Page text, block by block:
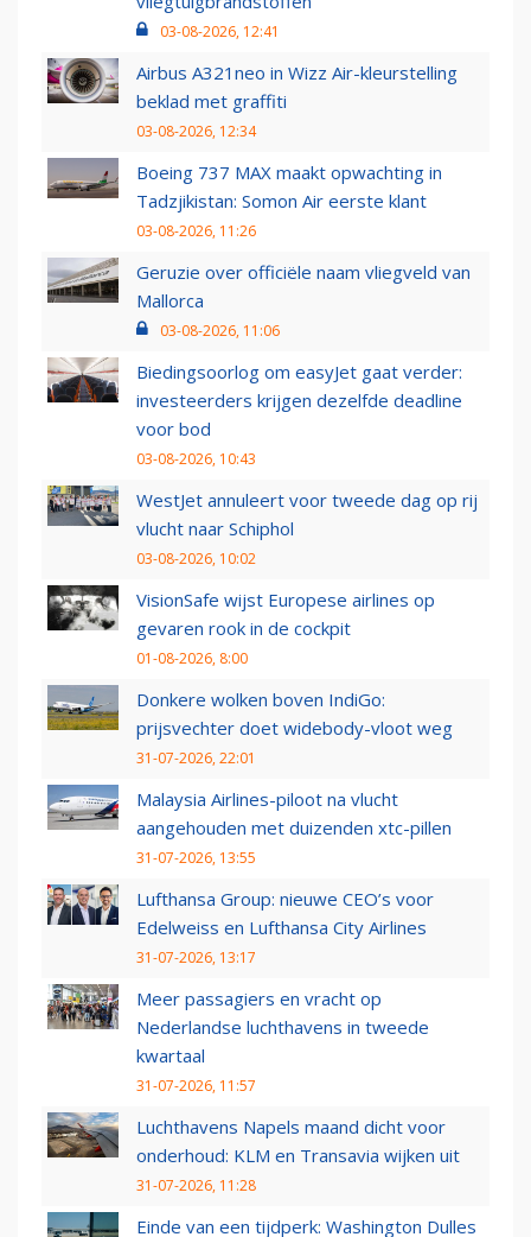
03-08-2026, 12:41
Airbus A321neo in Wizz Air-kleurstelling
beklad met graffiti
03-08-2026, 12:34
Boeing 737 MAX maakt opwachting in
Tadzjikistan: Somon Air eerste klant
03-08-2026, 11:26
Geruzie over officiële naam vliegveld van
Mallorca
03-08-2026, 11:06
Biedingsoorlog om easyJet gaat verder:
investeerders krijgen dezelfde deadline
voor bod
03-08-2026, 10:43
WestJet annuleert voor tweede dag op rij
vlucht naar Schiphol
03-08-2026, 10:02
VisionSafe wijst Europese airlines op
gevaren rook in de cockpit
01-08-2026, 8:00
Donkere wolken boven IndiGo:
prijsvechter doet widebody-vloot weg
31-07-2026, 22:01
Malaysia Airlines-piloot na vlucht
aangehouden met duizenden xtc-pillen
31-07-2026, 13:55
Lufthansa Group: nieuwe CEO’s voor
Edelweiss en Lufthansa City Airlines
31-07-2026, 13:17
Meer passagiers en vracht op
Nederlandse luchthavens in tweede
kwartaal
31-07-2026, 11:57
Luchthavens Napels maand dicht voor
onderhoud: KLM en Transavia wijken uit
31-07-2026, 11:28
Einde van een tijdperk: Washington Dulles